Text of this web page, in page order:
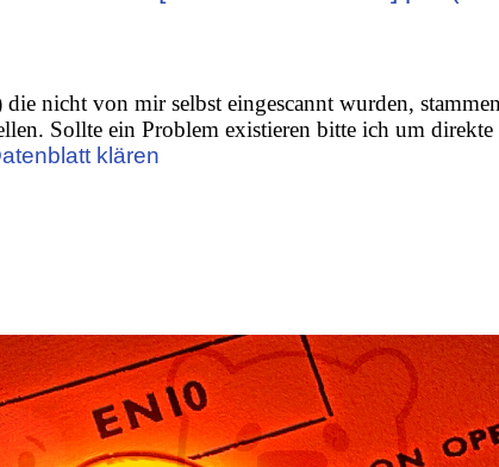
nicht von mir selbst eingescannt wurden,
Sollte ein Problem existieren bitte ich um direkte
klären